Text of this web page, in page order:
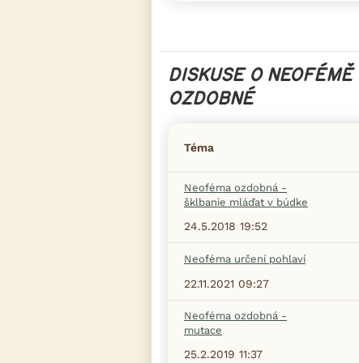
DISKUSE O NEOFÉMĚ
OZDOBNÉ
Téma
Neoféma ozdobná -
šklbanie mláďat v búdke
24.5.2018 19:52
Neoféma určení pohlaví
22.11.2021 09:27
Neoféma ozdobná -
mutace
25.2.2019 11:37